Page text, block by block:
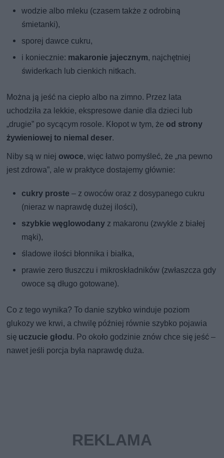
wodzie albo mleku (czasem także z odrobiną
śmietanki),
sporej dawce cukru,
i koniecznie: makaronie jajecznym, najchętniej
świderkach lub cienkich nitkach.
Można ją jeść na ciepło albo na zimno. Przez lata
uchodziła za lekkie, ekspresowe danie dla dzieci lub
„drugie” po sycącym rosole. Kłopot w tym, że od strony
żywieniowej to niemal deser.
Niby są w niej owoce, więc łatwo pomyśleć, że „na pewno
jest zdrowa”, ale w praktyce dostajemy głównie:
cukry proste – z owoców oraz z dosypanego cukru
(nieraz w naprawdę dużej ilości),
szybkie węglowodany z makaronu (zwykle z białej
mąki),
śladowe ilości błonnika i białka,
prawie zero tłuszczu i mikroskładników (zwłaszcza gdy
owoce są długo gotowane).
Co z tego wynika? To danie szybko winduje poziom
glukozy we krwi, a chwilę później równie szybko pojawia
się uczucie głodu. Po około godzinie znów chce się jeść –
nawet jeśli porcja była naprawdę duża.